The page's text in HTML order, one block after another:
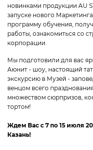
новинками продукции AU
запуске нового
программу обучения,
работы, ознакомиться со
корпорации.
Мы подготовили для вас
Аюнит - шоу, настоящий
экскурсию в Музей -
венцом всего
множеством сюрпризов,
тортом!
Ждем Вас с 7 по 15 июля
Казань!